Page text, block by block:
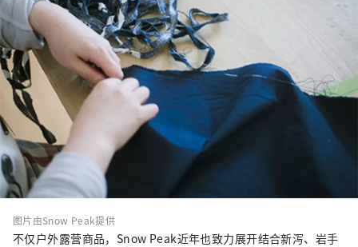
图片由Snow Peak提供
不仅户外露营商品，Snow Peak近年也致力展开结合新泻、岩手